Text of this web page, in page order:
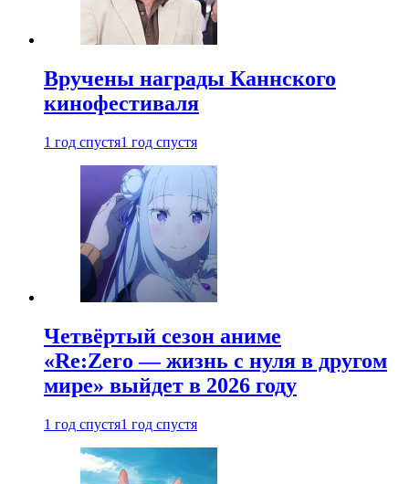
Вручены награды Каннского
кинофестиваля
1 год спустя1 год спустя
Четвёртый сезон аниме
«Re:Zero — жизнь с нуля в другом
мире» выйдет в 2026 году
1 год спустя1 год спустя